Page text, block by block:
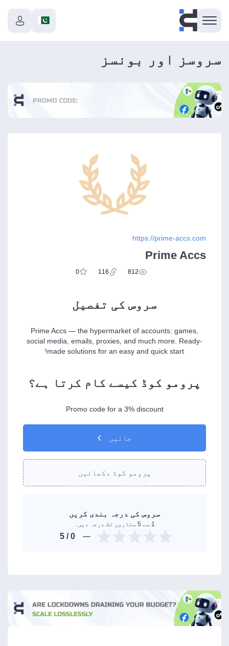
سروسز اور بونسز
https://prime-accs.com
Prime Accs
812
116
0
سروس کی تفصیل
Prime Accs — the hypermarket of accounts: games,
social media, emails, proxies, and much more. Ready-
made solutions for an easy and quick start!
پرومو کوڈ کیسے کام کرتا ہے؟
Promo code for a 3% discount
جائیں
پرومو کوڈ دکھائیں
سروس کی درجہ بندی کریں
1 سے 5 ستاروں تک درجہ دیں۔
0
/ 5